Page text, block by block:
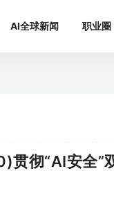
AI全球新闻 职业圈
彻“AI安全”